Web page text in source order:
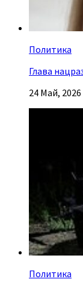
Политика
Глава
24 Май, 2026
Политика